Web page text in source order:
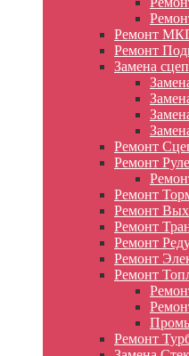
Ремонт
Ремонт
Замена
Ремонт
Ремонт
Ремонт
Ремонт
Ремонт
Ремонт
Ремонт
Ремонт
Ремонт